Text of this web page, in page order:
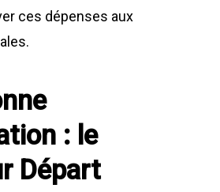
ces dépenses aux
: le
Départ